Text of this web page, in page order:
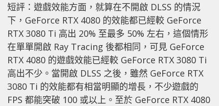
短評：遊戲效能方面，就算在不開啟 DLSS 的情況
下，GeForce RTX 4080 的效能都已經較 GeForce
RTX 3080 Ti 高出 20% 至最多 50% 左右，這個情形
在單單開啟 Ray Tracing 後都相同，可見 GeForce
RTX 4080 的遊戲效能已經較 GeForce RTX 3080 Ti
高出不少。當開啟 DLSS 之後，雖然 GeForce RTX
3080 Ti 的效能都有相當明顯的增長，不少遊戲的
FPS 都能突破 100 或以上。至於 GeForce RTX 4080